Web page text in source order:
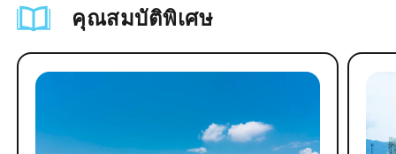
คุณสมบัติพิเศษ